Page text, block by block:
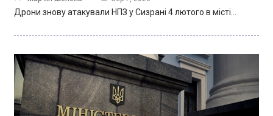
Дрони знову атакували НПЗ у Сизрані 4 лютого в місті…